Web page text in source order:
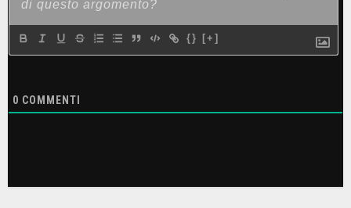
{} [+]
0 COMMENTI